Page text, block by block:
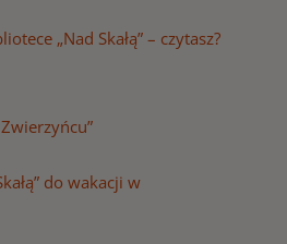
„Nad Skałą” – czytasz?
do wakacji w